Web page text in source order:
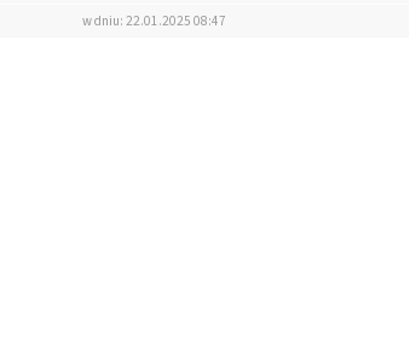
w dniu: 22.01.2025 08:47